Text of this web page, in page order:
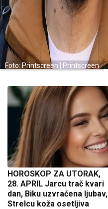
Foto: Printscreen | Printscreen
HOROSKOP ZA UTORAK,
28. APRIL Jarcu trač kvari
dan, Biku uzvraćena ljubav,
Strelcu koža osetljiva